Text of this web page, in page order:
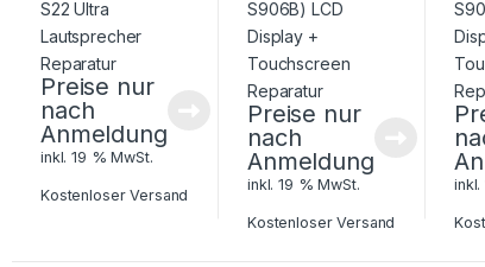
Preise nur
nach
Anmeldung
inkl. 19 % MwSt.
Kostenloser Versand
Reparatur
Preise nur
nach
Anmeldung
inkl. 19 % MwSt.
Kostenloser Versand
inkl.